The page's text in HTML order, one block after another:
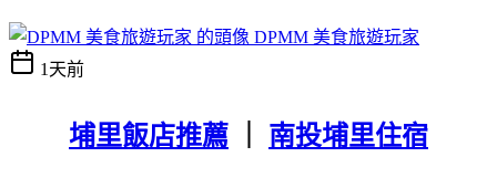
DPMM 美食旅遊玩家
1天前
埔里飯店推薦 南投埔里住宿